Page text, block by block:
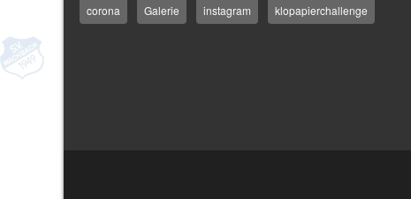
corona Galerie instagram klopapierchallenge